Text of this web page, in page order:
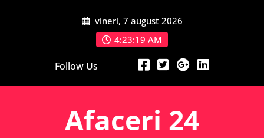
vineri, 7 august 2026
4:23:20 AM
Follow Us
Afaceri 24